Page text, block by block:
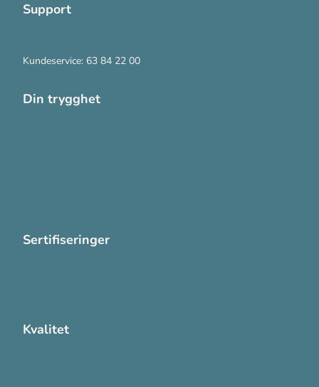
Support
Kundeservice: 63 84 22 00
Din trygghet
Sertifiseringer
Kvalitet